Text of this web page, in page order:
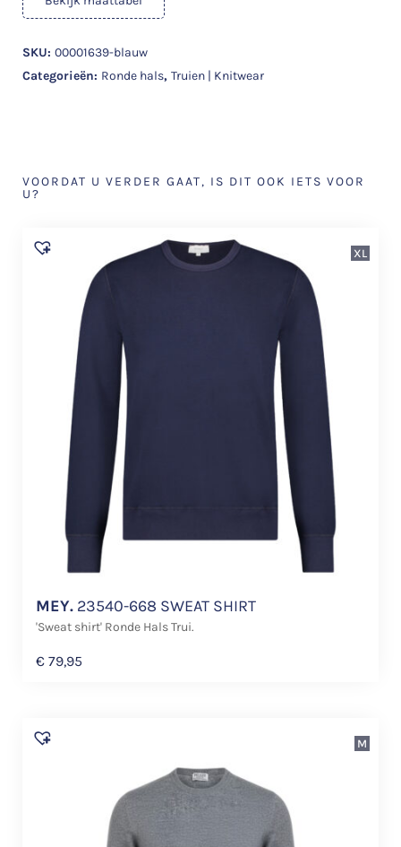
SKU: 00001639-blauw
Categorieën: Ronde hals, Truien | Knitwear
VOORDAT U VERDER GAAT, IS DIT OOK IETS VOOR
U?
MEY. 23540-668 SWEAT SHIRT
'Sweat shirt' Ronde Hals Trui.
€ 79,95
XL
M